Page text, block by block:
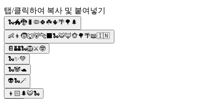
탭/클릭하여 복사 및 붙여넣기
🐍🐲🐉🐛🦠🍀☘️🌵🌴🌳🌲
👶👦🧒🐺🐻🐆⬛🐍🐯🦊🐵🌳🌴📖🇮🇳
📔🏰🐍🦁⚔️🤓
🐍✨💚
🐍🐼🐢
👽🐍🪄
👦🏻🌲🐯🐍